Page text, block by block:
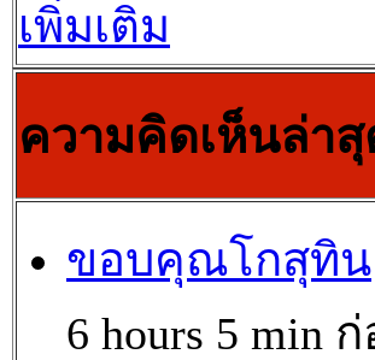
เพิ่มเติม
ความคิดเห็นล่า
ขอบคุณโกสุทิน
6 hours 5 min